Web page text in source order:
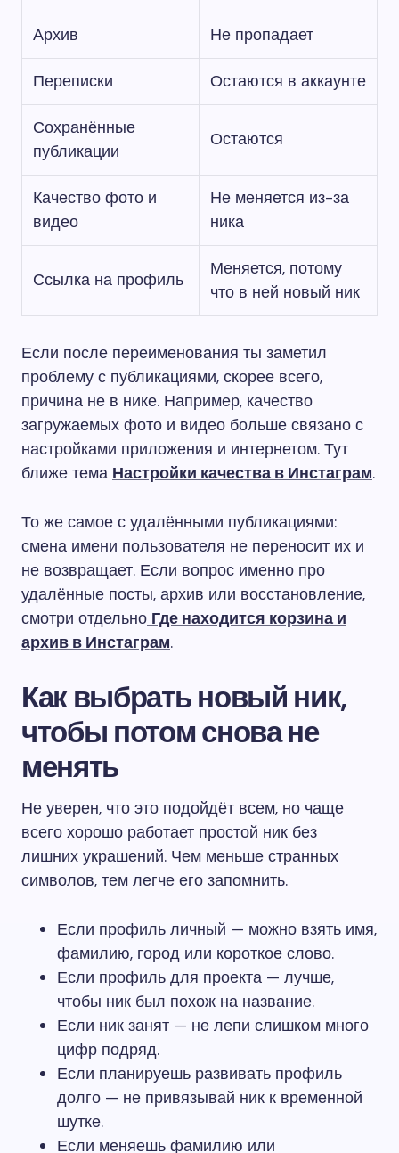
Архив Не пропадает
Переписки Остаются в аккаунте
Сохранённые
публикации
Остаются
Качество фото и
видео
Не меняется из-за
ника
Ссылка на профиль
Меняется, потому
что в ней новый ник
Если после переименования ты заметил
проблему с публикациями, скорее всего,
причина не в нике. Например, качество
загружаемых фото и видео больше связано с
настройками приложения и интернетом. Тут
ближе тема Настройки качества в Инстаграм.
То же самое с удалёнными публикациями:
смена имени пользователя не переносит их и
не возвращает. Если вопрос именно про
удалённые посты, архив или восстановление,
смотри отдельно Где находится корзина и
архив в Инстаграм.
Как выбрать новый ник,
чтобы потом снова не
менять
Не уверен, что это подойдёт всем, но чаще
всего хорошо работает простой ник без
лишних украшений. Чем меньше странных
символов, тем легче его запомнить.
Если профиль личный — можно взять имя,
фамилию, город или короткое слово.
Если профиль для проекта — лучше,
чтобы ник был похож на название.
Если ник занят — не лепи слишком много
цифр подряд.
Если планируешь развивать профиль
долго — не привязывай ник к временной
шутке.
Если меняешь фамилию или